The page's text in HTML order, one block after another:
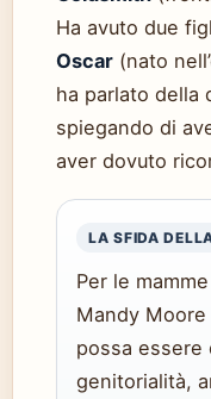
Ha avuto due
Oscar (nato
ha parlato della
spiegando di
aver dovuto
LA SFIDA
Per le
Mandy
possa essere
genitorialità,